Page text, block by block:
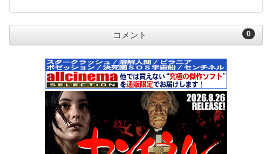
0
コメント